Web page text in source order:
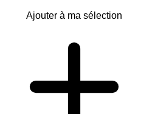
Ajouter à ma sélection